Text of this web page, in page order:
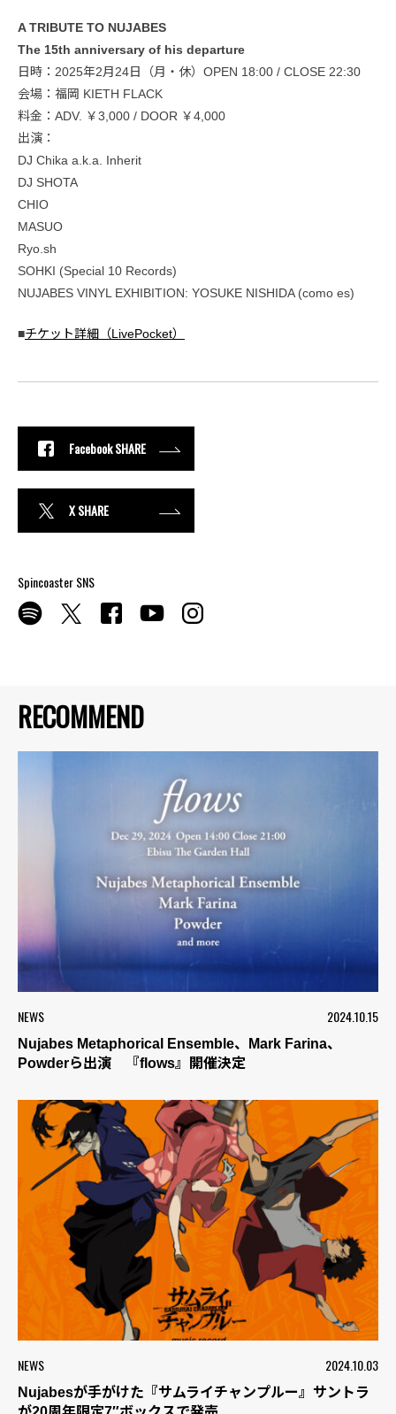
RECOMMEND
NEWS 2024.10.15
Nujabes Metaphorical Ensemble、Mark Farina、
Powderら出演 『flows』開催決定
NEWS 2024.10.03
Nujabesが手がけた『サムライチャンプルー』サントラ
A TRIBUTE TO NUJABES
The 15th anniversary of his departure
日時：2025年2月24日（月・休）OPEN 18:00 / CLOSE 22:30
会場：福岡 KIETH FLACK
料金：ADV. ￥3,000 / DOOR ￥4,000
出演：
DJ Chika a.k.a. Inherit
DJ SHOTA
CHIO
MASUO
Ryo.sh
SOHKI (Special 10 Records)
NUJABES VINYL EXHIBITION: YOSUKE NISHIDA (como es)
■チケット詳細（LivePocket）
Facebook SHARE
X SHARE
Spincoaster SNS